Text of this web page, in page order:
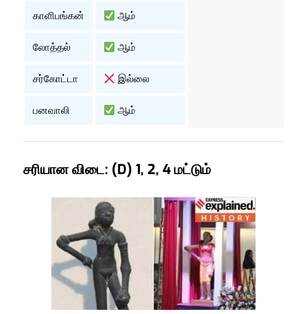
காளிபங்கன் ஆம்
லோத்தல் ஆம்
சர்கோட்டா இல்லை
பனவாலி ஆம்
சரியான விடை: (D) 1, 2, 4 மட்டும்